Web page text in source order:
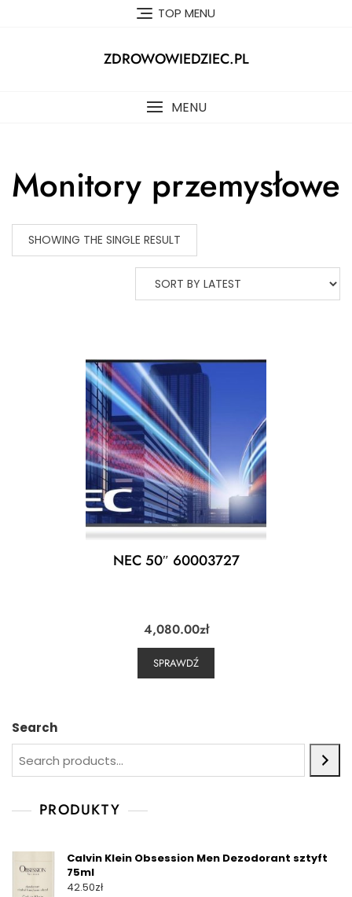
TOP MENU
ZDROWOWIEDZIEC.PL
MENU
Monitory przemysłowe
SHOWING THE SINGLE RESULT
NEC 50″ 60003727
4,080.00zł
SPRAWDŹ
Search
PRODUKTY
Calvin Klein Obsession Men Dezodorant sztyft
75ml
42.50zł